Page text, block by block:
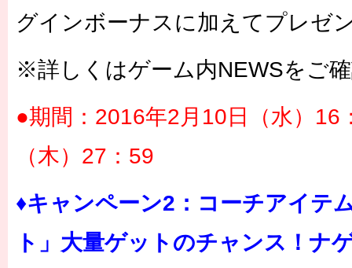
グインボーナスに加えてプレゼ
※詳しくはゲーム内NEWSをご
●期間：2016年2月10日（水）16
（木）27：59
♦キャンペーン2：コーチアイテ
ト」大量ゲットのチャンス！ナ